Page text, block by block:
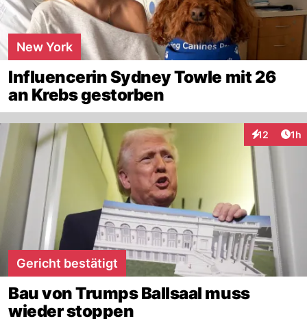
New York
Influencerin Sydney Towle mit 26
an Krebs gestorben
12 1h
Gericht bestätigt
Bau von Trumps Ballsaal muss
wieder stoppen